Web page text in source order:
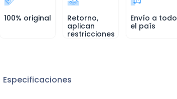
100% original
Retorno,
aplican
restricciones
Envío a todo
el país
Especificaciones